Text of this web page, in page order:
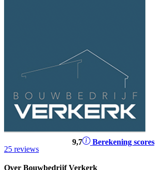
9,7
Berekening scores
25 reviews
Over Bouwbedrijf Verkerk